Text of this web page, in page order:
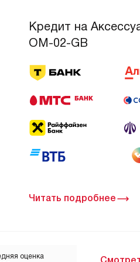
Кредит на
OM-02-GB
Читать подробнее
оценка